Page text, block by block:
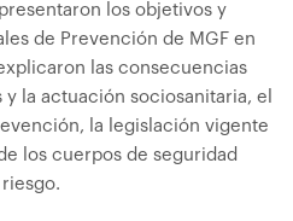
los objetivos y
de Prevención de MGF en
las consecuencias
la actuación sociosanitaria, el
la legislación vigente
los cuerpos de seguridad